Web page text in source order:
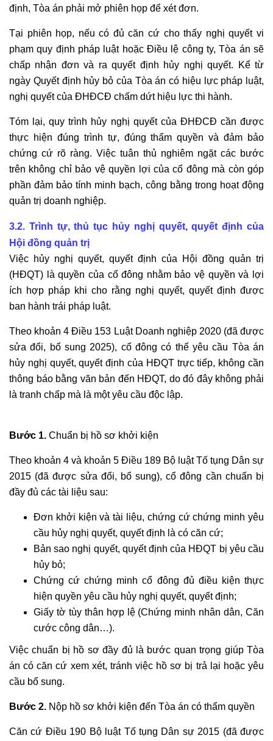
định, Tòa án phải mở phiên họp để xét đơn.
Tại phiên họp, nếu có đủ căn cứ cho thấy nghị quyết vi
phạm quy định pháp luật hoặc Điều lệ công ty, Tòa án sẽ
chấp nhận đơn và ra quyết định hủy nghị quyết. Kể từ
ngày Quyết định hủy bỏ của Tòa án có hiệu lực pháp luật,
nghị quyết của ĐHĐCĐ chấm dứt hiệu lực thi hành.
Tóm lại, quy trình hủy nghị quyết của ĐHĐCĐ cần được
thực hiện đúng trình tự, đúng thẩm quyền và đảm bảo
chứng cứ rõ ràng. Việc tuân thủ nghiêm ngặt các bước
trên không chỉ bảo vệ quyền lợi của cổ đông mà còn góp
phần đảm bảo tính minh bạch, công bằng trong hoạt động
quản trị doanh nghiệp.
3.2. Trình tự, thủ tục hủy nghị quyết, quyết định của
Hội đồng quản trị
Việc hủy nghị quyết, quyết định của Hội đồng quản trị
(HĐQT) là quyền của cổ đông nhằm bảo vệ quyền và lợi
ích hợp pháp khi cho rằng nghị quyết, quyết định được
ban hành trái pháp luật.
Theo khoản 4 Điều 153 Luật Doanh nghiệp 2020 (đã được
sửa đổi, bổ sung 2025), cổ đông có thể yêu cầu Tòa án
hủy nghị quyết, quyết định của HĐQT trực tiếp, không cần
thông báo bằng văn bản đến HĐQT, do đó đây không phải
là tranh chấp mà là một yêu cầu độc lập.
Bước 1. Chuẩn bị hồ sơ khởi kiện
Theo khoản 4 và khoản 5 Điều 189 Bộ luật Tố tụng Dân sự
2015 (đã được sửa đổi, bổ sung), cổ đông cần chuẩn bị
đầy đủ các tài liệu sau:
Đơn khởi kiện và tài liệu, chứng cứ chứng minh yêu
cầu hủy nghị quyết, quyết định là có căn cứ;
Bản sao nghị quyết, quyết định của HĐQT bị yêu cầu
hủy bỏ;
Chứng cứ chứng minh cổ đông đủ điều kiện thực
hiện quyền yêu cầu hủy nghị quyết, quyết định;
Giấy tờ tùy thân hợp lệ (Chứng minh nhân dân, Căn
cước công dân…).
Việc chuẩn bị hồ sơ đầy đủ là bước quan trọng giúp Tòa
án có căn cứ xem xét, tránh việc hồ sơ bị trả lại hoặc yêu
cầu bổ sung.
Bước 2. Nộp hồ sơ khởi kiện đến Tòa án có thẩm quyền
Căn cứ Điều 190 Bộ luật Tố tụng Dân sự 2015 (đã được